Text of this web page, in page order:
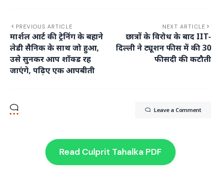
PREVIOUS ARTICLE
मार्शल आर्ट की ट्रेनिंग के बहाने
लेडी सैनिक के साथ जो हुआ,
उसे सुनकर आप शॉक्ड रह
जाएंगे, पढ़िए एक आपबीती
NEXT ARTICLE
छात्रों के विरोध के बाद IIT-
दिल्ली ने ट्यूशन फीस में की 30
फीसदी की कटौती
Leave a Comment
Read Culprit Tahalka PDF